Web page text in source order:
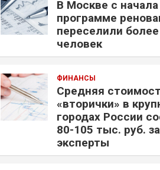
В Москве с
программе
переселили
человек
ФИНАНСЫ
Средняя
«вторички» в
городах России
80-105 тыс. руб.
эксперты